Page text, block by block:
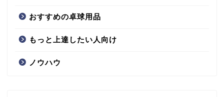
おすすめの卓球用品
もっと上達したい人向け
ノウハウ